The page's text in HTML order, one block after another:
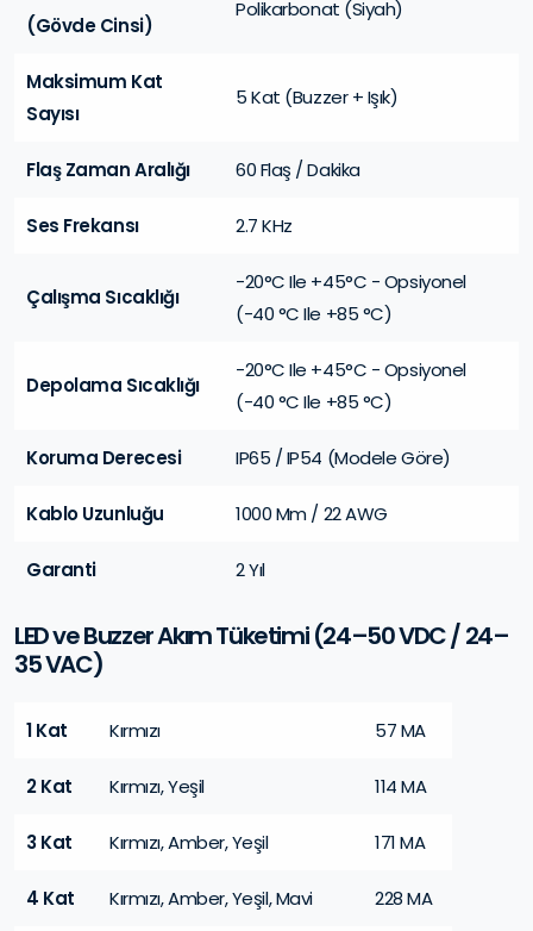
(Gövde Cinsi)
Polikarbonat (Siyah)
Maksimum Kat
Sayısı
5 Kat (Buzzer + Işık)
Flaş Zaman Aralığı 60 Flaş / Dakika
Ses Frekansı 2.7 KHz
Çalışma Sıcaklığı
-20°C Ile +45°C - Opsiyonel
(-40 °C Ile +85 °C)
Depolama Sıcaklığı
-20°C Ile +45°C - Opsiyonel
(-40 °C Ile +85 °C)
Koruma Derecesi IP65 / IP54 (modele Göre)
Kablo Uzunluğu 1000 Mm / 22 AWG
Garanti 2 Yıl
LED ve Buzzer Akım Tüketimi (24–50 VDC / 24–
35 VAC)
1 Kat Kırmızı 57 MA
2 Kat Kırmızı, Yeşil 114 MA
3 Kat Kırmızı, Amber, Yeşil 171 MA
4 Kat Kırmızı, Amber, Yeşil, Mavi 228 MA